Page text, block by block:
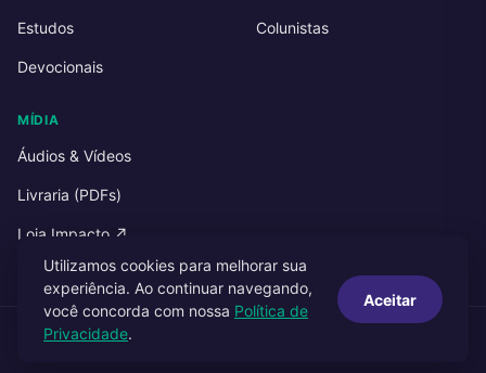
Estudos
Devocionais
Colunistas
MÍDIA
Áudios & Vídeos
Livraria (PDFs)
Loja Impacto ↗
© 2026 Impacto Publicações. Todos os direitos reservados.
Utilizamos cookies para melhorar sua
experiência. Ao continuar navegando,
você concorda com nossa Política de
Privacidade.
Aceitar